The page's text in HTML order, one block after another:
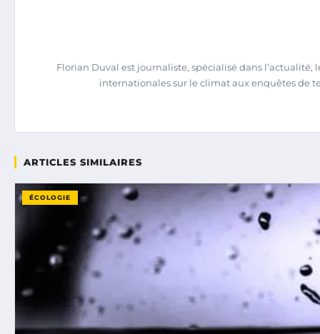
Florian Duval est journaliste, spécialisé dans
internationales sur le climat aux enquêtes de
ARTICLES SIMILAIRES
ÉCOLOGIE